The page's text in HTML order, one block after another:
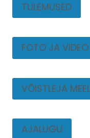
TULEMUSED
FOTO JA VIDEO
VÕISTLEJA
AJALUGU